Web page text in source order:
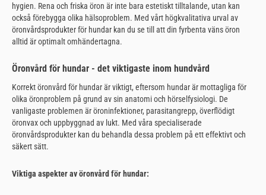
hygien. Rena och friska öron är inte bara estetiskt tilltalande, utan kan
också förebygga olika hälsoproblem. Med vårt högkvalitativa urval av
öronvårdsprodukter för hundar kan du se till att din fyrbenta väns öron
alltid är optimalt omhändertagna.
Öronvård för hundar - det viktigaste inom hundvård
Korrekt öronvård för hundar är viktigt, eftersom hundar är mottagliga för
olika öronproblem på grund av sin anatomi och hörselfysiologi. De
vanligaste problemen är öroninfektioner, parasitangrepp, överflödigt
öronvax och uppbyggnad av lukt. Med våra specialiserade
öronvårdsprodukter kan du behandla dessa problem på ett effektivt och
säkert sätt.
Viktiga aspekter av öronvård för hundar: